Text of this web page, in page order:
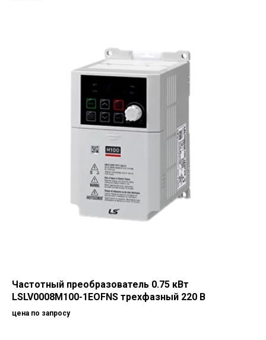
Частотный преобразователь 0.75 кВт
LSLV0008M100-1EOFNS трехфазный 220 В
цена по запросу